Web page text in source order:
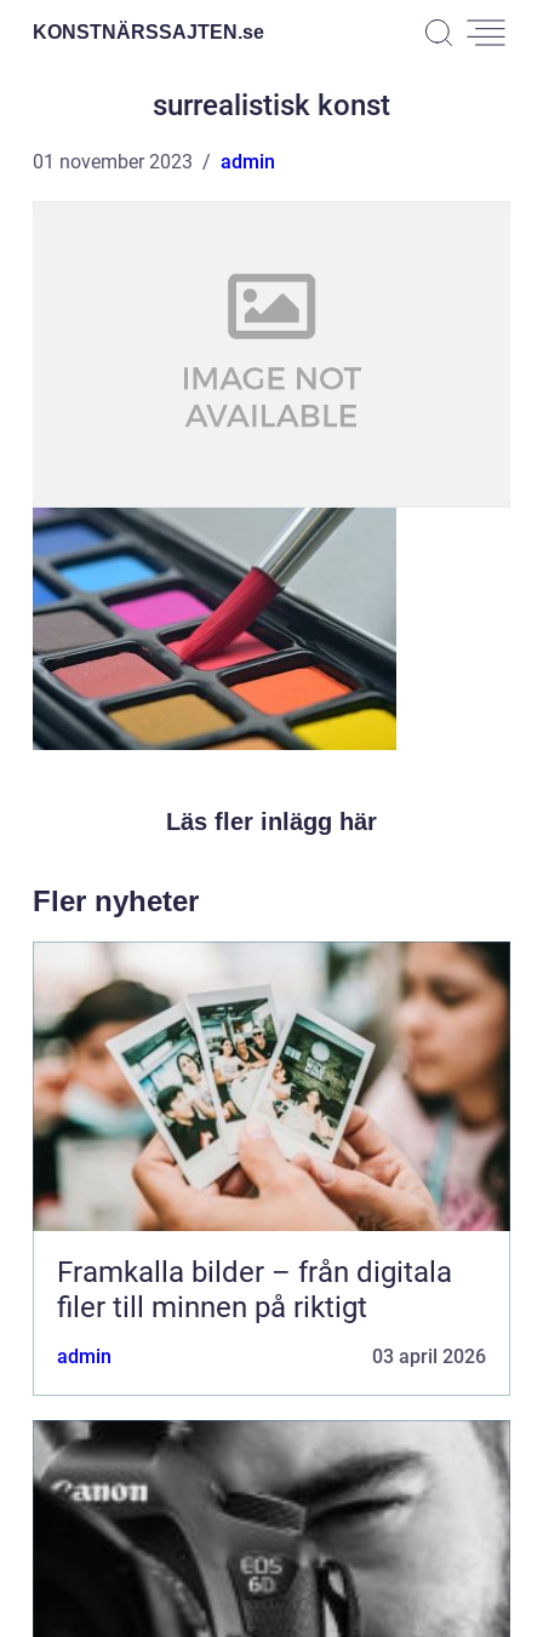
KONSTNÄRSSAJTEN.se
surrealistisk konst
01 november 2023 admin
Läs fler inlägg här
Fler nyheter
Framkalla bilder – från digitala
filer till minnen på riktigt
admin 03 april 2026